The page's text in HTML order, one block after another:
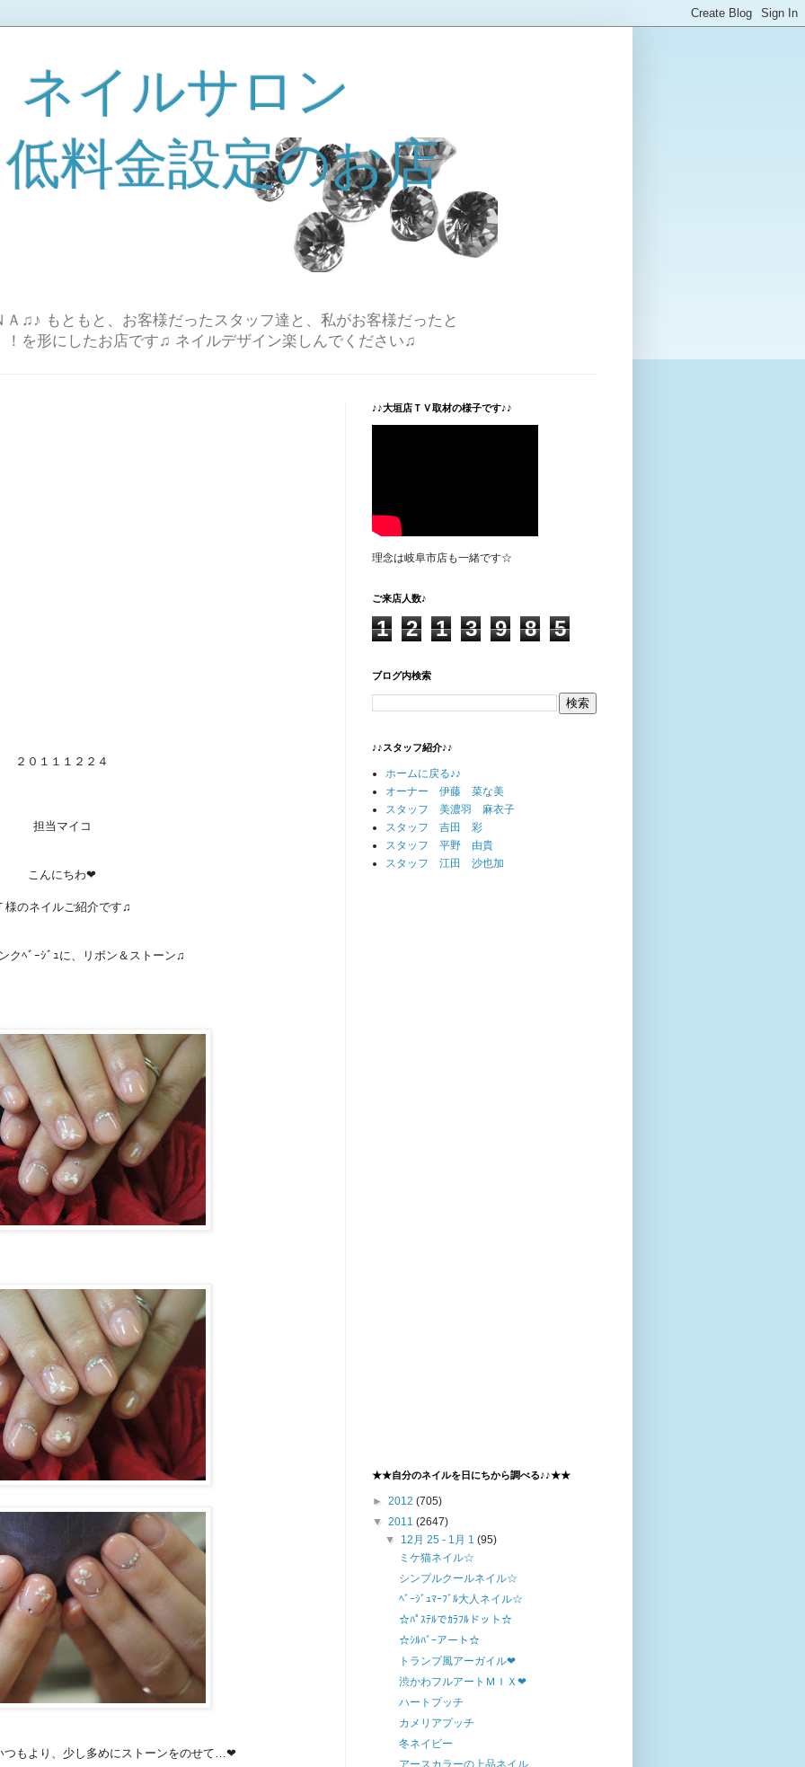
イルサロン
料金設定のお店
♫♪ もともと、お客様だったスタッフ達と、私がお客様だったと
！を形にしたお店です♫ ネイルデザイン楽しんでください♫
２０１１１２２４
担当マイコ
こんにちわ❤
様のネイルご紹介です♫
クﾍﾞｰｼﾞｭに、リボン＆ストーン♫
つもより、少し多めにストーンをのせて…❤
♪♪大垣店ＴＶ取材の様子です♪♪
理念は岐阜市店も一緒です☆
ご来店人数♪
1 2 1 3 9 8 5
ブログ内検索
♪♪スタッフ紹介♪♪
ホームに戻る♪♪
オーナー 伊藤 菜な美
スタッフ 美濃羽 麻衣子
スタッフ 吉田 彩
スタッフ 平野 由貴
スタッフ 江田 沙也加
★★自分のネイルを日にちから調べる♪♪★★
► 2012 (705)
▼ 2011 (2647)
▼ 12月 25 - 1月 1(95)
ミケ猫ネイル☆
シンプルクールネイル☆
ﾍﾞｰｼﾞｭﾏｰﾌﾞﾙ大人ネイル☆
☆ﾊﾟｽﾃﾙでｶﾗﾌﾙドット☆
☆ｼﾙﾊﾞｰアート☆
トランプ風アーガイル❤
渋かわフルアートＭＩＸ❤
ハートプッチ
カメリアプッチ
冬ネイビー